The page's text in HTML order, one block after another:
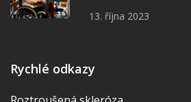
13. října 2023
Rychlé odkazy